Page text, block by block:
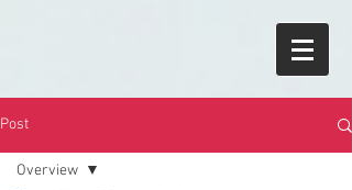
Post
Overview